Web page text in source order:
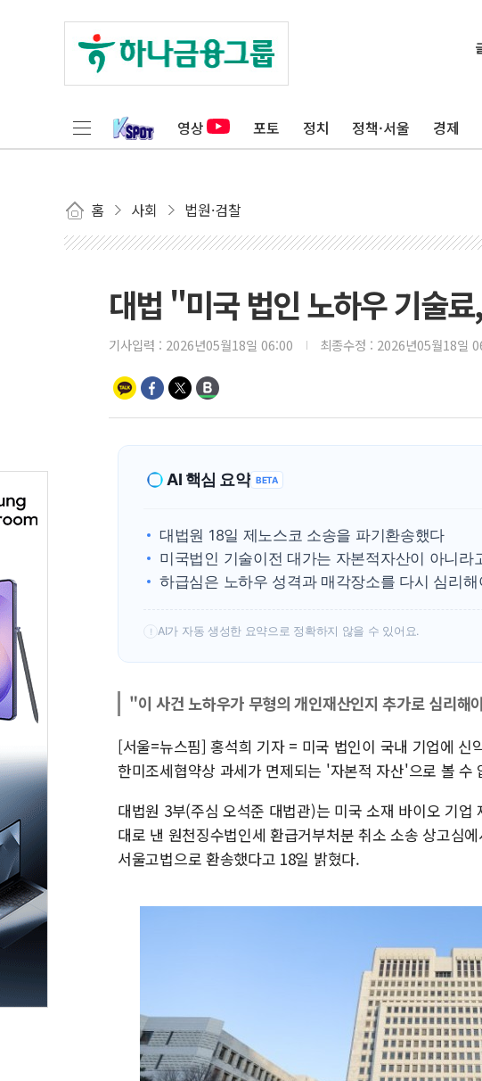
영상 포토 정치 정책·서울 경제
홈 사회 법원·검찰
대법 "미국 법인 노하우 기술
기사입력 : 2026년05월18일 06:00 최종수정 : 2026년05월18일
AI 핵심 요약 BETA
대법원 18일 제노스코 소송을 파기환송했다
미국법인 기술이전 대가는 자본적자산이 아니라
하급심은 노하우 성격과 매각장소를 다시 심리해
! AI가 자동 생성한 요약으로 정확하지 않을 수 있어요.
"이 사건 노하우가 무형의 개인재산인지 추가로 심리해
[서울=뉴스핌] 홍석희 기자 = 미국 법인이 국내 기업에 신
한미조세협약상 과세가 면제되는 '자본적 자산'으로 볼 수
대법원 3부(주심 오석준 대법관)는 미국 소재 바이오 기
대로 낸 원천징수법인세 환급거부처분 취소 소송 상고심
서울고법으로 환송했다고 18일 밝혔다.